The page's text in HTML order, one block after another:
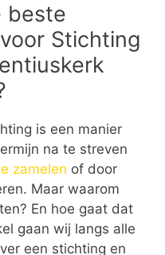
beste
Stichting
is een manier
na te streven
zamelen of door
Maar waarom
En hoe gaat dat
gaan wij langs alle
een stichting en